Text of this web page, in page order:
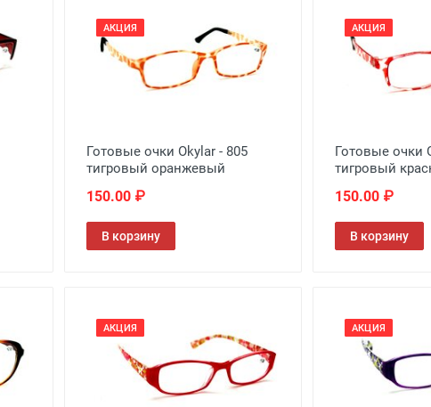
АКЦИЯ
Готовые очки Okylar - 805
тигровый оранжевый
150.00 ₽
В корзину
АКЦИЯ
Готовые очки
тигровый
150.00 ₽
В корзину
АКЦИЯ АКЦИЯ